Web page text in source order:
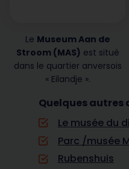
Le Museum Aan de
Stroom(MAS) est situé
dans le quartier anversois
« Eilandje ».
Quelques
Le musée du
Parc /musée
Rubenshuis